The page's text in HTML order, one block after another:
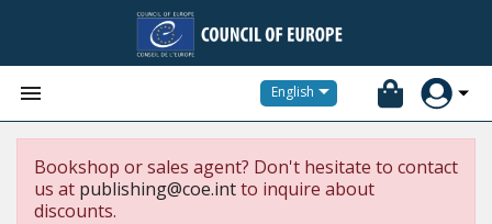
 English
Bookshop or sales agent? Don't hesitate to contact
us at publishing@coe.intto inquire about
discounts.